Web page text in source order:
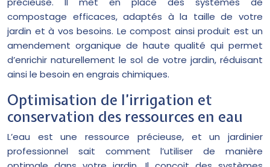
compostage efficaces, adaptés à la taille de votre
jardin et à vos besoins. Le compost ainsi produit est un
amendement organique de haute qualité qui permet
d’enrichir naturellement le sol de votre jardin, réduisant
ainsi le besoin en engrais chimiques.
Optimisation de l’irrigation et
conservation des ressources en eau
L’eau est une ressource précieuse, et un jardinier
professionnel sait comment l’utiliser de manière